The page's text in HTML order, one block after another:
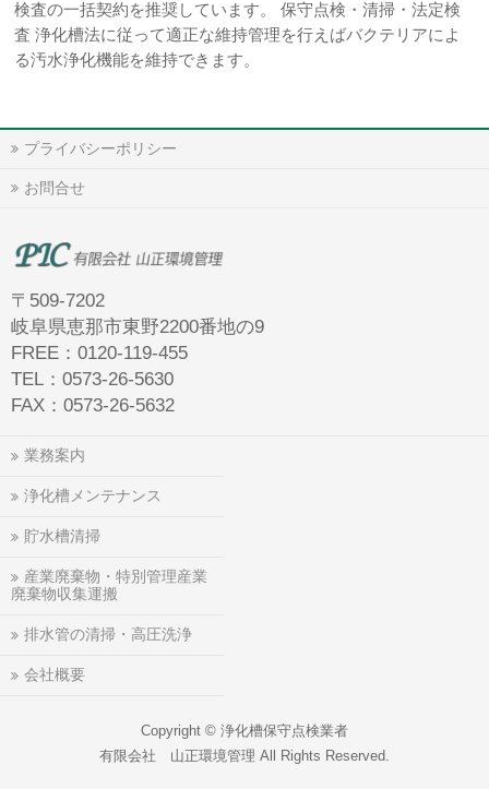
検査の一括契約を推奨しています。 保守点検・清掃・法定検
査 浄化槽法に従って適正な維持管理を行えばバクテリアによ
る汚水浄化機能を維持できます。
プライバシーポリシー
お問合せ
〒509-7202
岐阜県恵那市東野2200番地の9
FREE：0120-119-455
TEL：0573-26-5630
FAX：0573-26-5632
業務案内
浄化槽メンテナンス
貯水槽清掃
産業廃棄物・特別管理産業
廃棄物収集運搬
排水管の清掃・高圧洗浄
会社概要
Copyright © 浄化槽保守点検業者
有限会社 山正環境管理 All Rights Reserved.